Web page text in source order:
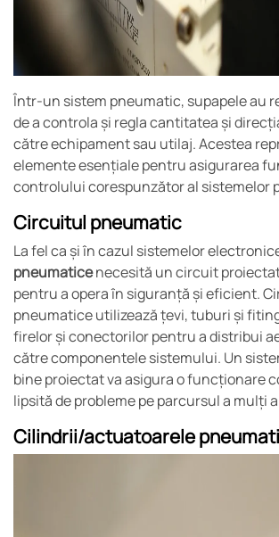
Într-un sistem pneumatic, supapele au
de a controla și regla cantitatea și
către echipament sau utilaj. Acestea
elemente esențiale pentru asigurarea
controlului corespunzător al sistemelor
Circuitul pneumatic
La fel ca și în cazul sistemelor
pneumaticenecesită un circuit
pentru a opera în siguranță și eficient.
pneumatice utilizează țevi, tuburi și
firelor și conectorilor pentru a distribui
către componentele sistemului. Un
bine proiectat va asigura o funcționare
lipsită de probleme pe parcursul a mulți
Cilindrii/actuatoarele